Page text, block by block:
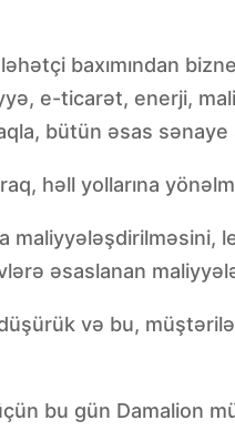
baxımından
e-ticarət, enerji,
bütün əsas
həll yollarına
əsaslanan
və bu,
bu gün Damalion